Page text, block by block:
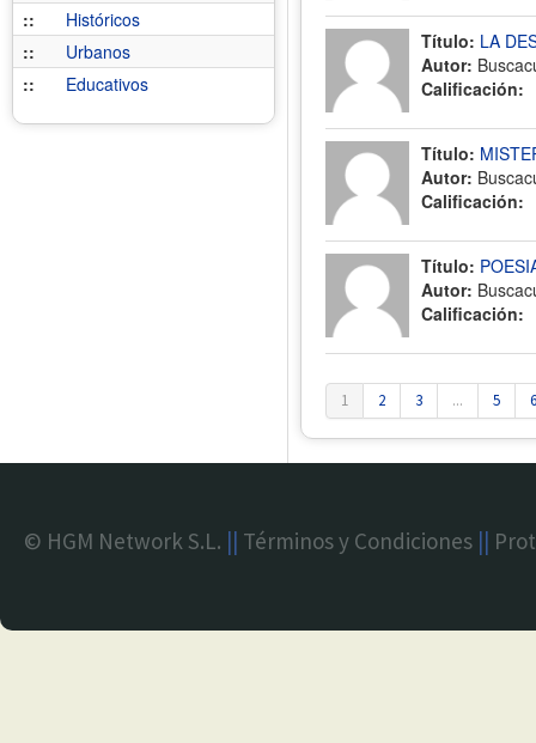
::
Históricos
::
Urbanos
::
Educativos
Título: LA
Autor:
Calificación:
Título:
Autor:
Calificación:
Título:
Autor:
Calificación:
1 2 3 ... 5 6
© HGM Network S.L. || Términos y Condiciones ||